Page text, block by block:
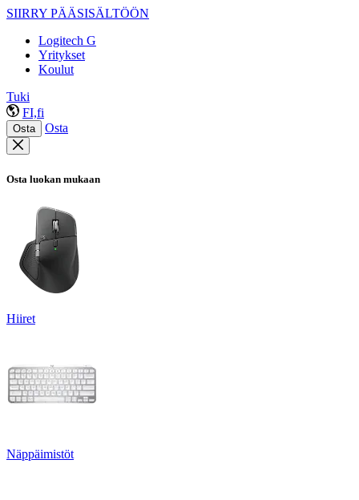
SIIRRY PÄÄSISÄLTÖÖN
Logitech G
Yritykset
Koulut
Tuki
FI,fi
Osta Osta
Osta luokan mukaan
Hiiret
Näppäimistöt